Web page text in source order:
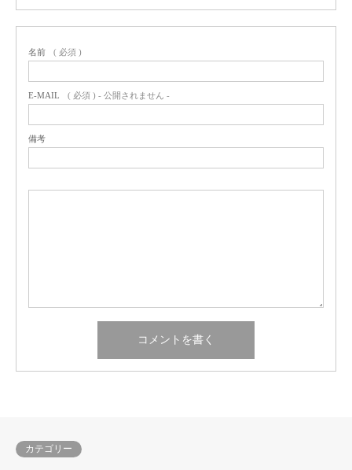
名前 ( 必須 )
E-MAIL ( 必須 ) - 公開されません -
備考
カテゴリー